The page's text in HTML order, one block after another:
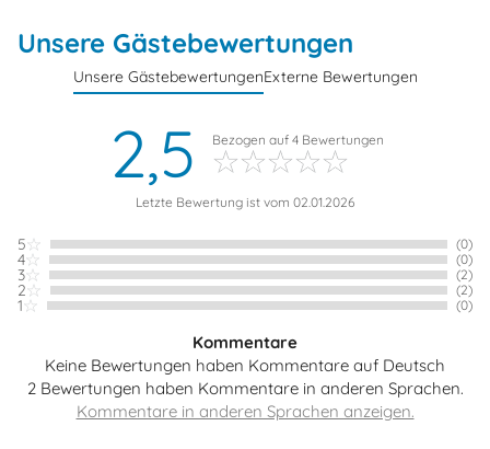
Unsere Gästebewertungen
Unsere GästebewertungenExterne Bewertungen
2,5 Bezogen auf 4 Bewertungen
Letzte Bewertung ist vom 02.01.2026
5 (0)
4 (0)
3 (2)
2 (2)
1 (0)
Kommentare
Keine Bewertungen haben Kommentare auf Deutsch
2 Bewertungen haben Kommentare in anderen Sprachen.